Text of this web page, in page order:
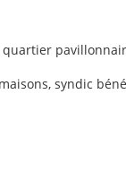
syndic